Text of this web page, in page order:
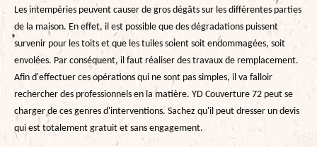
Les intempéries peuvent causer de gros dégâts sur les différentes parties
de la maison. En effet, il est possible que des dégradations puissent
survenir pour les toits et que les tuiles soient soit endommagées, soit
envolées. Par conséquent, il faut réaliser des travaux de remplacement.
Afin d'effectuer ces opérations qui ne sont pas simples, il va falloir
rechercher des professionnels en la matière. YD Couverture 72 peut se
charger de ces genres d'interventions. Sachez qu'il peut dresser un devis
qui est totalement gratuit et sans engagement.